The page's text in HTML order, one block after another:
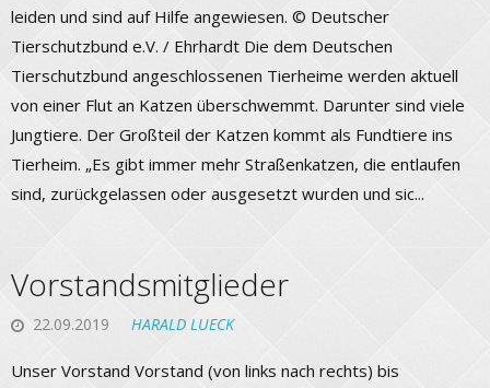
leiden und sind auf Hilfe angewiesen. © Deutscher
Tierschutzbund e.V. / Ehrhardt Die dem Deutschen
Tierschutzbund angeschlossenen Tierheime werden aktuell
von einer Flut an Katzen überschwemmt. Darunter sind viele
Jungtiere. Der Großteil der Katzen kommt als Fundtiere ins
Tierheim. „Es gibt immer mehr Straßenkatzen, die entlaufen
sind, zurückgelassen oder ausgesetzt wurden und sic...
Vorstandsmitglieder
22.09.2019 HARALD LUECK
Unser Vorstand Vorstand (von links nach rechts) bis